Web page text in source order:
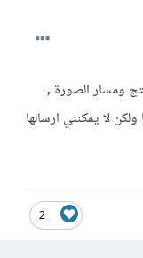
ومسار الصورة ,
لا يمكنني ارسالها
2